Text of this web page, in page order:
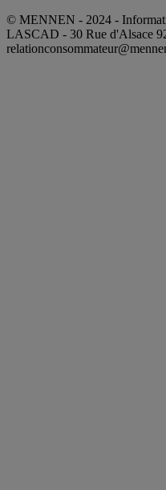
© MENNEN - 2024 -
LASCAD - 30 Rue d'Alsace